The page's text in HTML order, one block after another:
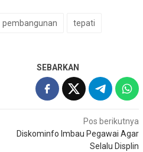
pembangunan tepati
SEBARKAN
Pos berikutnya
Diskominfo Imbau Pegawai Agar
Selalu Displin